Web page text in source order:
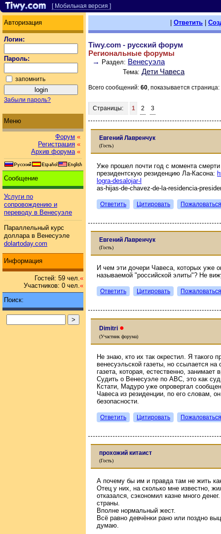
[ Мобильная версия ]
Авторизация
Логин:
Пароль:
запомнить
Забыли пароль?
Меню
Форум «
Регистрация «
Архив форума «
Сообщение
Услуги по
сопровождению и
переводу в Венесуэле
Параллельный курс
доллара в Венесуэле
dolartoday.com
Информация
Гостей: 59 чел.«
Участников: 0 чел.«
Поиск:
Ответить
Tiwy.com - русский форум
Региональные форумы
→ Раздел: Венесуэла
Тема: Дети Чавеса
Всего сообщений: 60, показывается страница:
Страницы: 1 2 3
Евгений Лавренчук
(Гость)
Уже прошел почти год с момента
президентскую резиденцию Ла-Касона:
logra-desalojar-l
as-hijas-de-chavez-de-la-residencia-
Ответить Цитировать Пожаловаться
Евгений Лавренчук
(Гость)
И чем эти дочери Чавеса, которых уже
называемой "российской элиты"? Не
Ответить Цитировать Пожаловаться
Dimitri ●
(Участник форума)
Не знаю, кто их так окрестил. Я такого
венесуэльской газеты, но ссылается
газета, которая, естественно,
Судить о Венесуэле по ABC, это как
Кстати, Мадуро уже опровергал
Чавеса из резиденции, по его словам,
безопасности.
Ответить Цитировать Пожаловаться
прохожий китаист
(Гость)
А почему бы им и правда там не жить
Отец у них, на сколько мне известно,
отказался, сэкономил казне много
страны.
Вполне нормальный жест.
Всё равно девчёнки рано или поздно
думаю.